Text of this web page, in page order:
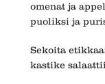
omenat ja
puoliksi ja
Sekoita
kastike